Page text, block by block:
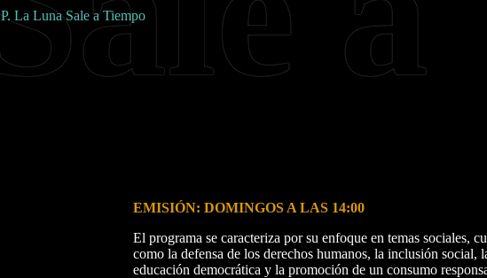
P. La Luna Sale a Tiempo
EMISIÓN: DOMINGOS A LAS 14:00
El programa se caracteriza por su enfoque en temas sociales,
como la defensa de los derechos humanos, la inclusión social,
educación democrática y la promoción de un consumo